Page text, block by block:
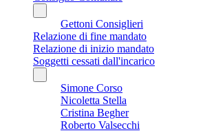
Gettoni Consiglieri
Relazione di fine mandato
Relazione di inizio mandato
Soggetti cessati dall'incarico
Simone Corso
Nicoletta Stella
Cristina Begher
Roberto Valsecchi